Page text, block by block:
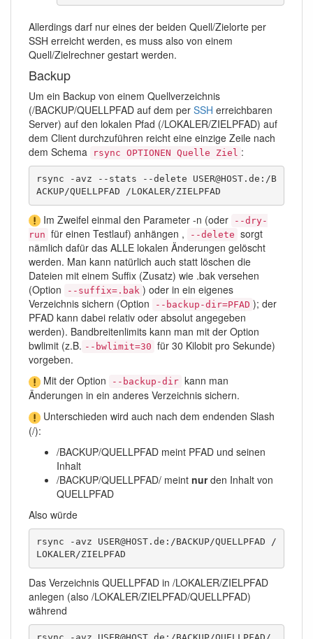
Allerdings darf nur eines der beiden Quell/Zielorte per
SSH erreicht werden, es muss also von einem
Quell/Zielrechner gestart werden.
Backup
Um ein Backup von einem Quellverzeichnis
(/BACKUP/QUELLPFAD auf dem per SSH erreichbaren
Server) auf den lokalen Pfad (/LOKALER/ZIELPFAD) auf
dem Client durchzuführen reicht eine einzige Zeile nach
dem Schema
rsync OPTIONEN Quelle Ziel :
rsync -avz --stats --delete USER@HOST.de:/B
ACKUP/QUELLPFAD /LOKALER/ZIELPFAD
Im Zweifel einmal den Parameter -n (oder
--dry-
run für einen Testlauf) anhängen , --delete sorgt
nämlich dafür das ALLE lokalen Änderungen gelöscht
werden. Man kann natürlich auch statt löschen die
Dateien mit einem Suffix (Zusatz) wie .bak versehen
(Option
--suffix=.bak ) oder in ein eigenes
Verzeichnis sichern (Option
--backup-dir=PFAD ); der
PFAD kann dabei relativ oder absolut angegeben
werden). Bandbreitenlimits kann man mit der Option
bwlimit (z.B. --bwlimit=30 für 30 Kilobit pro Sekunde)
vorgeben.
Mit der Option
--backup-dir kann man
Änderungen in ein anderes Verzeichnis sichern.
Unterschieden wird auch nach dem endenden Slash
(/):
/BACKUP/QUELLPFAD meint PFAD und seinen
Inhalt
/BACKUP/QUELLPFAD/ meint nurden Inhalt von
QUELLPFAD
Also würde
rsync -avz USER@HOST.de:/BACKUP/QUELLPFAD /
LOKALER/ZIELPFAD
Das Verzeichnis QUELLPFAD in /LOKALER/ZIELPFAD
anlegen (also /LOKALER/ZIELPFAD/QUELLPFAD)
während